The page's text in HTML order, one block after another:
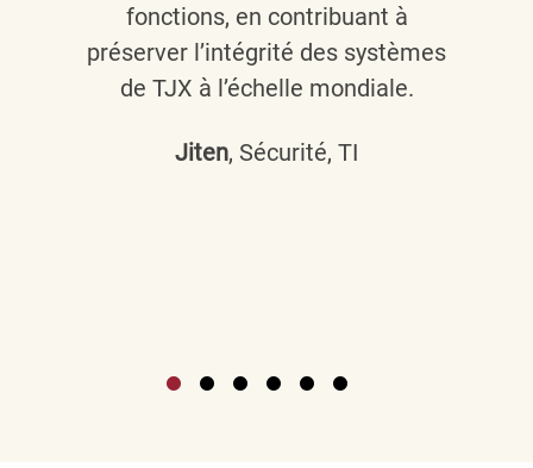
fonctions, en contribuant à
préserver l’intégrité des systèmes
de TJX à l’échelle mondiale.
Jiten, Sécurité, TI